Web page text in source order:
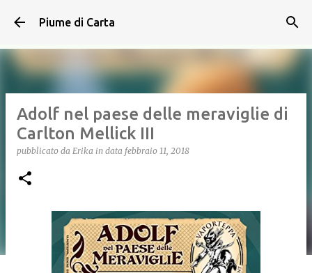
Passa ai contenuti principali
Piume di Carta
Adolf nel paese delle meraviglie di
Carlton Mellick III
pubblicato da Erika in data febbraio 11, 2018